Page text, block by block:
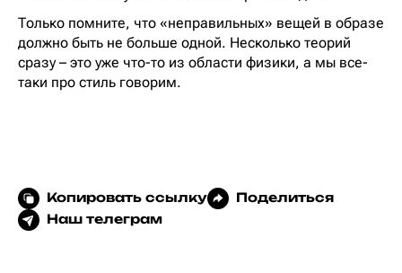
Только помните, что «неправильных» вещей в образе
должно быть не больше одной. Несколько теорий
сразу – это уже что-то из области физики, а мы все-
таки про стиль говорим.
Копировать ссылку
Поделиться
Наш телеграм